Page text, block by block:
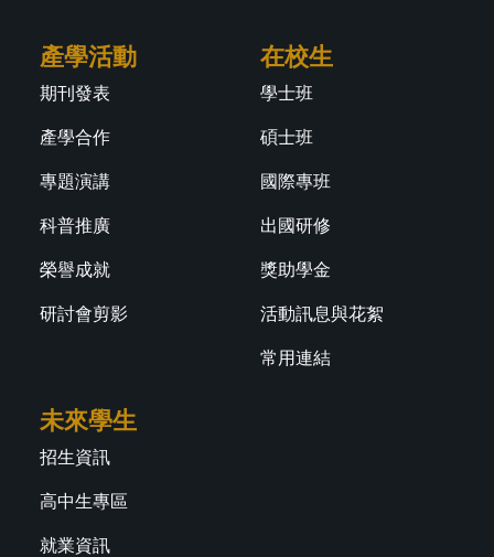
產學活動
期刊發表
產學合作
專題演講
科普推廣
榮譽成就
研討會剪影
在校生
學士班
碩士班
國際專班
出國研修
獎助學金
活動訊息與花絮
常用連結
未來學生
招生資訊
高中生專區
就業資訊